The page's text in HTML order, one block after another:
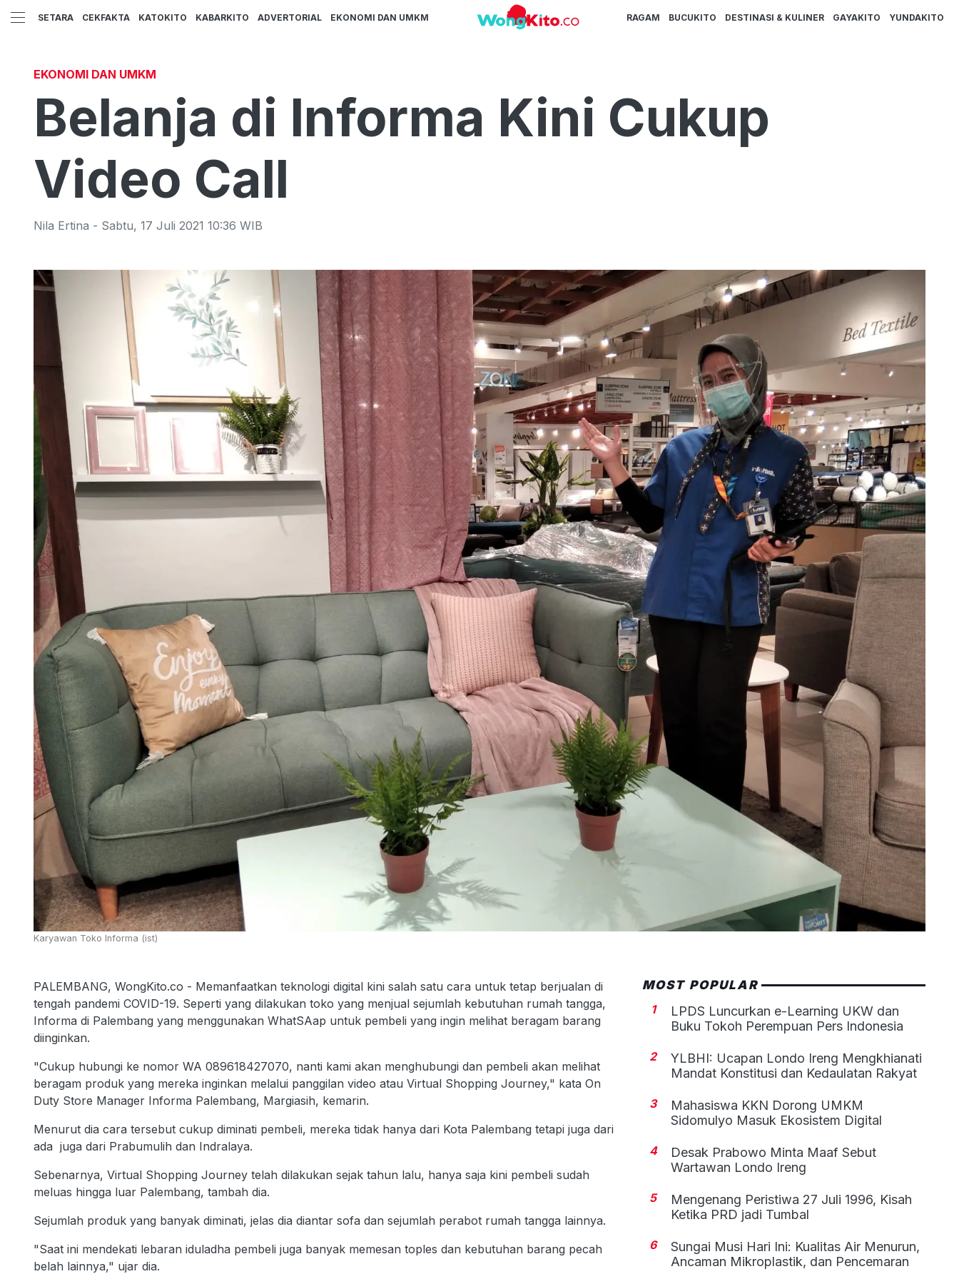
SETARA CEKFAKTA KATOKITO KABARKITO ADVERTORIAL EKONOMI DAN UMKM RAGAM BUCUKITO DESTINASI & KULINER GAYAKITO YUNDAKITO
EKONOMI DAN UMKM
Belanja di Informa Kini Cukup
Video Call
Nila Ertina - Sabtu, 17 Juli 2021 10:36 WIB
Karyawan Toko Informa (ist)
PALEMBANG, WongKito.co - Memanfaatkan teknologi digital kini salah satu cara untuk tetap berjualan di
tengah pandemi COVID-19. Seperti yang dilakukan toko yang menjual sejumlah kebutuhan rumah tangga,
Informa di Palembang yang menggunakan WhatSAap untuk pembeli yang ingin melihat beragam barang
diinginkan.
"Cukup hubungi ke nomor WA 089618427070, nanti kami akan menghubungi dan pembeli akan melihat
beragam produk yang mereka inginkan melalui panggilan video atau Virtual Shopping Journey," kata On
Duty Store Manager Informa Palembang, Margiasih, kemarin.
Menurut dia cara tersebut cukup diminati pembeli, mereka tidak hanya dari Kota Palembang tetapi juga dari
ada juga dari Prabumulih dan Indralaya.
Sebenarnya, Virtual Shopping Journey telah dilakukan sejak tahun lalu, hanya saja kini pembeli sudah
meluas hingga luar Palembang, tambah dia.
Sejumlah produk yang banyak diminati, jelas dia diantar sofa dan sejumlah perabot rumah tangga lainnya.
"Saat ini mendekati lebaran iduladha pembeli juga banyak memesan toples dan kebutuhan barang pecah
belah lainnya," ujar dia.
MOST POPULAR
1
LPDS Luncurkan e-Learning UKW dan
Buku Tokoh Perempuan Pers Indonesia
2
YLBHI: Ucapan Londo Ireng Mengkhianati
Mandat Konstitusi dan Kedaulatan Rakyat
3
Mahasiswa KKN Dorong UMKM
Sidomulyo Masuk Ekosistem Digital
4
Desak Prabowo Minta Maaf Sebut
Wartawan Londo Ireng
5
Mengenang Peristiwa 27 Juli 1996, Kisah
Ketika PRD jadi Tumbal
6
Sungai Musi Hari Ini: Kualitas Air Menurun,
Ancaman Mikroplastik, dan Pencemaran